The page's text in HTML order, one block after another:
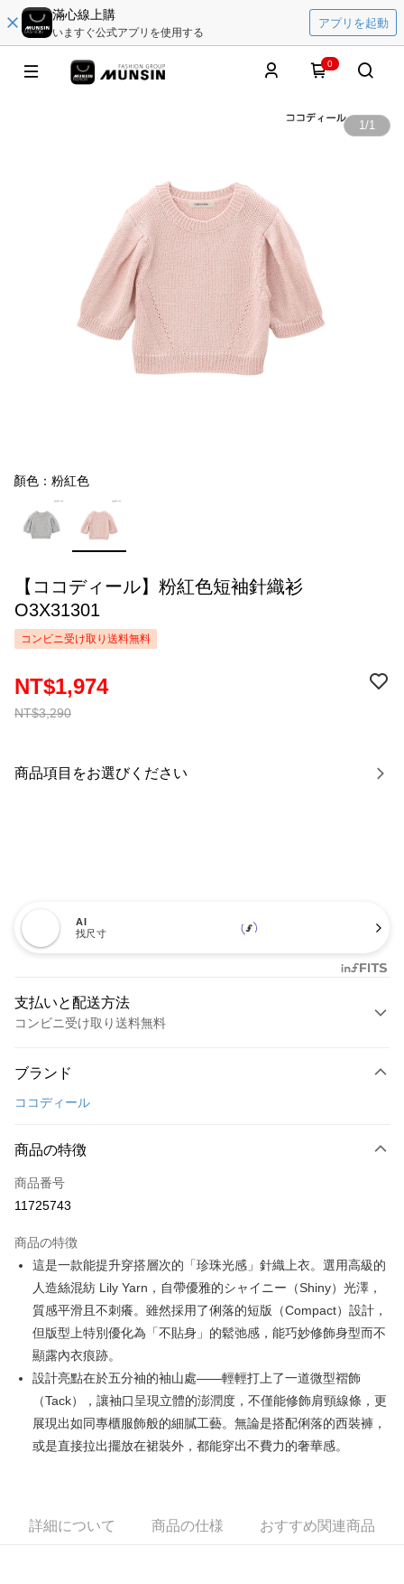
滿心線上購
いますぐ公式アプリを使用する
アプリを起動
0
1/1
顏色：粉紅色
【ココディール】粉紅色短袖針織衫
O3X31301
コンビニ受け取り送料無料
NT$3,290
NT$1,974
商品項目をお選びください
AI
找尺寸
支払いと配送方法
コンビニ受け取り送料無料
クレジットカード1回払い
LINE Pay
Apple Pay
Easy Wallet
AFTEE代金後払い
説明
一、 AFTEE代金後払いについて
1.お支払い方法でAFTEE代金後払いを選択すると、携帯電話認証ウィンド
ウが表示されます。
2.SMSで認証してお支払い手続を進めてください。
す。
4.ご注文が完了すると、携帯に支払い通知のSMSが届きます。アプリ会員
の場合は、AFTEE アプリプッシュ通知が届きます。
5.商品受け取り時のお支払いは不要です。商品を確かめてから、SMSまた
代金納付期限は最短で 14 日以内ですので、ご注意ください。AFTEE アプ
リをダウンロードして AFTEE 会員になるとお支払い期限を最長 45 日以内
ATM払い
配送方法
全家取貨付款
萊爾富取貨付款
ブランド
ココディール
商品の特徴
商品番号
11725743
商品の特徴
這是一款能提升穿搭層次的「珍珠光感」針織上衣。選用高級的
人造絲混紡 Lily Yarn，自帶優雅的シャイニー（Shiny）光澤，
質感平滑且不刺癢。雖然採用了俐落的短版（Compact）設計，
但版型上特別優化為「不貼身」的鬆弛感，能巧妙修飾身型而不
顯露內衣痕跡。
設計亮點在於五分袖的袖山處——輕輕打上了一道微型褶飾
（Tack），讓袖口呈現立體的澎潤度，不僅能修飾肩頸線條，更
展現出如同專櫃服飾般的細膩工藝。無論是搭配俐落的西裝褲，
或是直接拉出擺放在裙裝外，都能穿出不費力的奢華感。
詳細について 商品の仕様 おすすめ関連商品